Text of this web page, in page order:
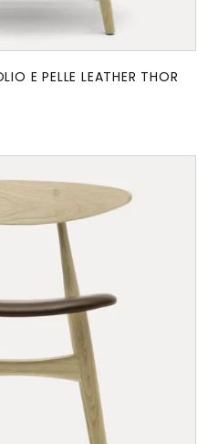
E PELLE LEATHER THOR